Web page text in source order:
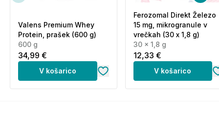
Valens Premium Whey
Protein, prašek (600 g)
600 g
34,99 €
V košarico
Ferozomal Direkt Železo
15 mg, mikrogranule v
vrečkah (30 x 1,8 g)
30 x 1,8 g
12,33 €
V košarico